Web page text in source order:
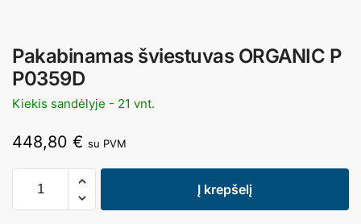
Pakabinamas šviestuvas ORGANIC P
P0359D
Kiekis sandėlyje - 21 vnt.
448,80 € su PVM
Į krepšelį